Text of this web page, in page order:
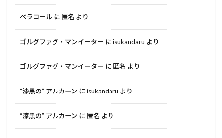
ベラコール に 匿名 より
ゴルグファグ・マンイーター にisukandaru より
ゴルグファグ・マンイーター に 匿名 より
“漆黒の” アルカーン にisukandaru より
“漆黒の” アルカーン に 匿名 より